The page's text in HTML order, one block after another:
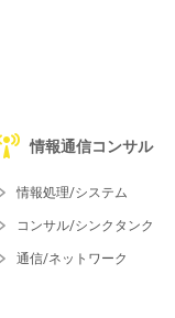
情報通信コンサル
情報処理/システム
コンサル/シンクタンク
通信/ネットワーク